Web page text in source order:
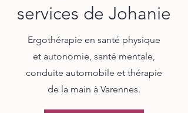
services de Johanie
Ergothérapie en santé physique
et autonomie, santé mentale,
conduite automobile et thérapie
de la main à Varennes.